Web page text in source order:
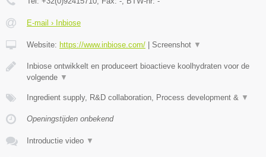
E-mail › Inbiose
Website: https://www.inbiose.com/ Screenshot ▼
Inbiose ontwikkelt en produceert bioactieve koolhydraten voor de
volgende ▼
Ingredient supply, R&D collaboration, Process development & ▼
Openingstijden onbekend
Introductie video ▼